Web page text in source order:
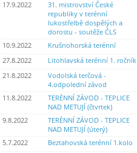
17.9.2022
31. mistrovství České
republiky v terénní
lukostřelbě dospělých a
dorostu - soutěže ČLS
10.9.2022 Krušnohorská terénní
27.8.2022
Litohlavská terénní 1. ročník
21.8.2022
Vodolská terčová -
4.odpolední závod
11.8.2022
TERÉNNÍ ZÁVOD - TEPLICE
NAD METUJÍ (čtvrtek)
9.8.2022
TERÉNNÍ ZÁVOD - TEPLICE
NAD METUJÍ (úterý)
5.7.2022 Beztahovská terénní 1.kolo